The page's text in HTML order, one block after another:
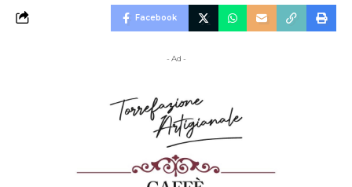
Facebook
- Ad -